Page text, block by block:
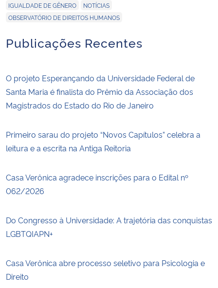
IGUALDADE DE GÊNERO NOTÍCIAS
OBSERVATÓRIO DE DIREITOS HUMANOS
Publicações Recentes
O projeto Esperançando da Universidade Federal de
Santa Maria é finalista do Prêmio da Associação dos
Magistrados do Estado do Rio de Janeiro
Primeiro sarau do projeto “Novos Capítulos” celebra a
leitura e a escrita na Antiga Reitoria
Casa Verônica agradece inscrições para o Edital nº
062/2026
Do Congresso à Universidade: A trajetória das conquistas
LGBTQIAPN+
Casa Verônica abre processo seletivo para Psicologia e
Direito